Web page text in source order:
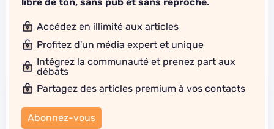
Accédez en illimité aux articles
Profitez d'un média expert et unique
Intégrez la communauté et prenez part aux
débats
Partagez des articles premium à vos contacts
Abonnez-vous